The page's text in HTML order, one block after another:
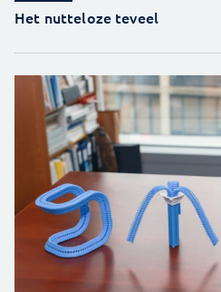
Het nutteloze teveel